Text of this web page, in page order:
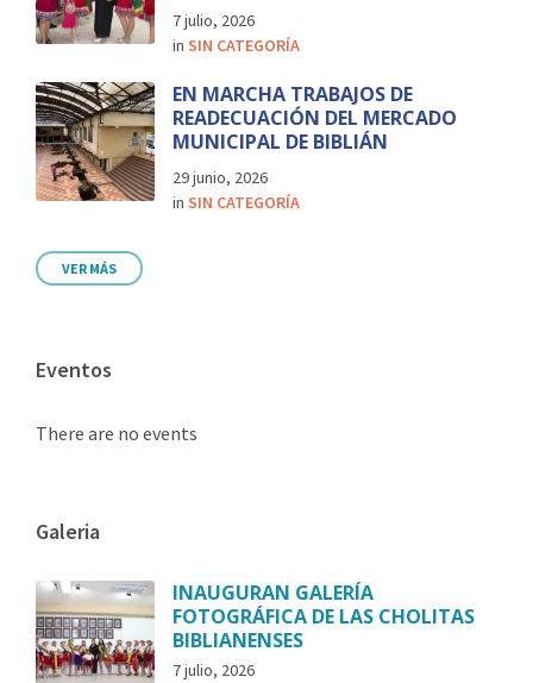
7 julio, 2026
in SIN CATEGORÍA
EN MARCHA TRABAJOS DE
READECUACIÓN DEL MERCADO
MUNICIPAL DE BIBLIÁN
29 junio, 2026
in SIN CATEGORÍA
VER MÁS
Eventos
There are no events
Galeria
INAUGURAN GALERÍA
FOTOGRÁFICA DE LAS CHOLITAS
BIBLIANENSES
7 julio, 2026